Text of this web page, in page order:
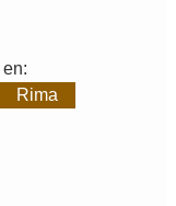
en:
Rima